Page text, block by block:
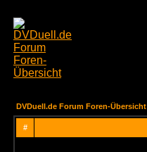
DVDuell.de Forum Foren-Übersicht
#